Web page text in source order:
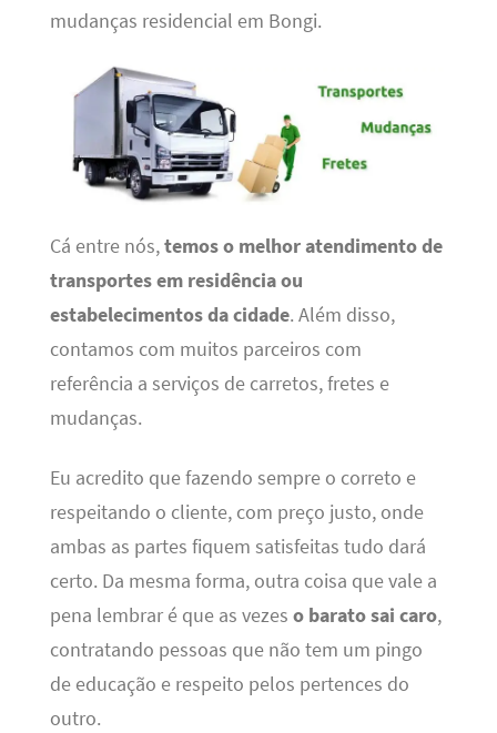
mudanças residencial em Bongi.
Cá entre nós,temos o melhor atendimento de
transportes em residência ou
estabelecimentos da cidade. Além disso,
contamos com muitos parceiros com
referência a serviços de carretos, fretes e
mudanças.
Eu acredito que fazendo sempre o correto e
respeitando o cliente, com preço justo, onde
ambas as partes fiquem satisfeitas tudo dará
certo. Da mesma forma, outra coisa que vale a
pena lembrar é que as vezes o barato sai caro,
contratando pessoas que não tem um pingo
de educação e respeito pelos pertences do
outro.